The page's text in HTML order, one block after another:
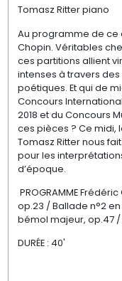
Tomasz Ritter piano
Au programme de ce
Chopin. Véritables
ces partitions allient
intenses à travers
poétiques. Et qui de
Concours
2018 et du Concours
ces pièces ? Ce midi,
Tomasz Ritter nous
pour les
d’époque.
PROGRAMME
op.23 / Ballade n°2
bémol majeur, op.47
DURÉE : 40'